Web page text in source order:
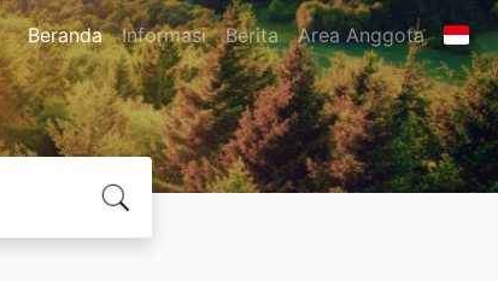
Beranda Informasi Berita Area Anggota